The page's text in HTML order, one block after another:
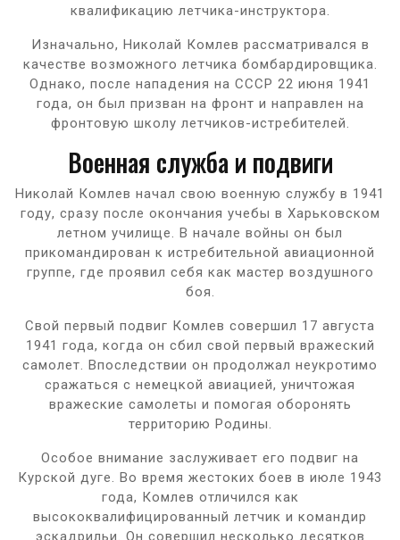
квалификацию летчика-инструктора.
Изначально, Николай Комлев рассматривался в
качестве возможного летчика бомбардировщика.
Однако, после нападения на СССР 22 июня 1941
года, он был призван на фронт и направлен на
фронтовую школу летчиков-истребителей.
Военная служба и подвиги
Николай Комлев начал свою военную службу в 1941
году, сразу после окончания учебы в Харьковском
летном училище. В начале войны он был
прикомандирован к истребительной авиационной
группе, где проявил себя как мастер воздушного
боя.
Свой первый подвиг Комлев совершил 17 августа
1941 года, когда он сбил свой первый вражеский
самолет. Впоследствии он продолжал неукротимо
сражаться с немецкой авиацией, уничтожая
вражеские самолеты и помогая оборонять
территорию Родины.
Особое внимание заслуживает его подвиг на
Курской дуге. Во время жестоких боев в июле 1943
года, Комлев отличился как
высококвалифицированный летчик и командир
эскадрильи. Он совершил несколько десятков